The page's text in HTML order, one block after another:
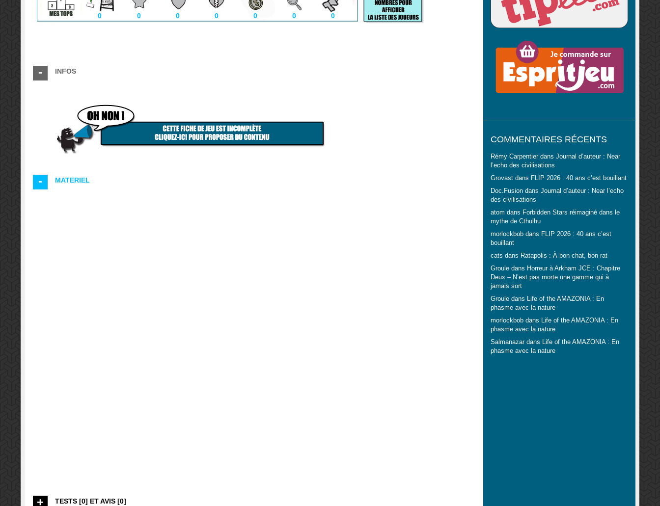
0 0 0 0 0 0 0
INFOS
MATERIEL
TESTS [0] ET AVIS [0]
COMMENTAIRES RÉCENTS
Rémy Carpentierdans Journal d’auteur : Near
l’echo des civilisations
Grovastdans FLIP 2026 : 40 ans c’est bouillant
Doc.Fusiondans Journal d’auteur : Near l’echo
des civilisations
atom dans Forbidden Stars réimaginé dans le
mythe de Cthulhu
morlockbobdans FLIP 2026 : 40 ans c’est
bouillant
cats dans Ratapolis : À bon chat, bon rat
Grouledans Horreur à Arkham JCE : Chapitre
Deux – N’est pas morte une gamme qui à
jamais sort
Grouledans Life of the AMAZONIA : En
phasme avec la nature
morlockbobdans Life of the AMAZONIA : En
phasme avec la nature
Salmanazardans Life of the AMAZONIA : En
phasme avec la nature